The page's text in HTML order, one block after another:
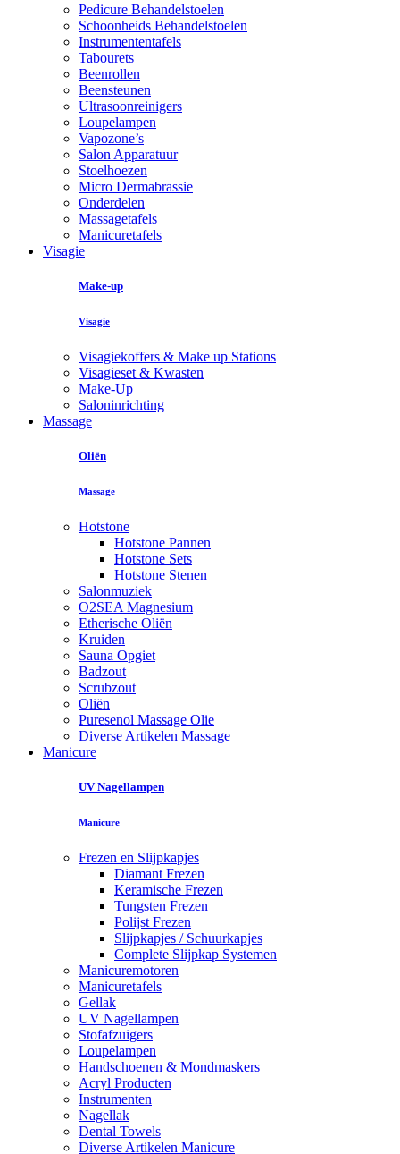
Pedicure Behandelstoelen
Schoonheids Behandelstoelen
Instrumententafels
Tabourets
Beenrollen
Beensteunen
Ultrasoonreinigers
Loupelampen
Vapozone’s
Salon Apparatuur
Stoelhoezen
Micro Dermabrassie
Onderdelen
Massagetafels
Manicuretafels
Visagie
Make-up
Visagie
Visagiekoffers & Make up Stations
Visagieset & Kwasten
Make-Up
Saloninrichting
Massage
Oliën
Massage
Hotstone
Hotstone Pannen
Hotstone Sets
Hotstone Stenen
Salonmuziek
O2SEA Magnesium
Etherische Oliën
Kruiden
Sauna Opgiet
Badzout
Scrubzout
Oliën
Puresenol Massage Olie
Diverse Artikelen Massage
Manicure
UV Nagellampen
Manicure
Frezen en Slijpkapjes
Diamant Frezen
Keramische Frezen
Tungsten Frezen
Polijst Frezen
Slijpkapjes / Schuurkapjes
Complete Slijpkap Systemen
Manicuremotoren
Manicuretafels
Gellak
UV Nagellampen
Stofafzuigers
Loupelampen
Handschoenen & Mondmaskers
Acryl Producten
Instrumenten
Nagellak
Dental Towels
Diverse Artikelen Manicure